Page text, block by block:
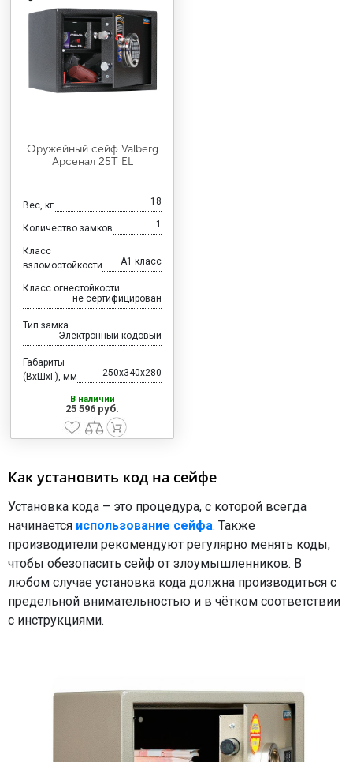
Оружейный сейф Valberg
Арсенал 25T EL
Вес, кг 18
Количество замков 1
Класс
взломостойкости
A1 класс
Класс огнестойкости
не сертифицирован
Тип замка
Электронный кодовый
Габариты
(ВхШхГ), мм
250x340x280
В наличии
25 596 руб.
Как установить код на сейфе
Установка кода – это процедура, с которой всегда
начинается использование сейфа. Также
производители рекомендуют регулярно менять коды,
чтобы обезопасить сейф от злоумышленников. В
любом случае установка кода должна производиться с
предельной внимательностью и в чётком соответствии
с инструкциями.